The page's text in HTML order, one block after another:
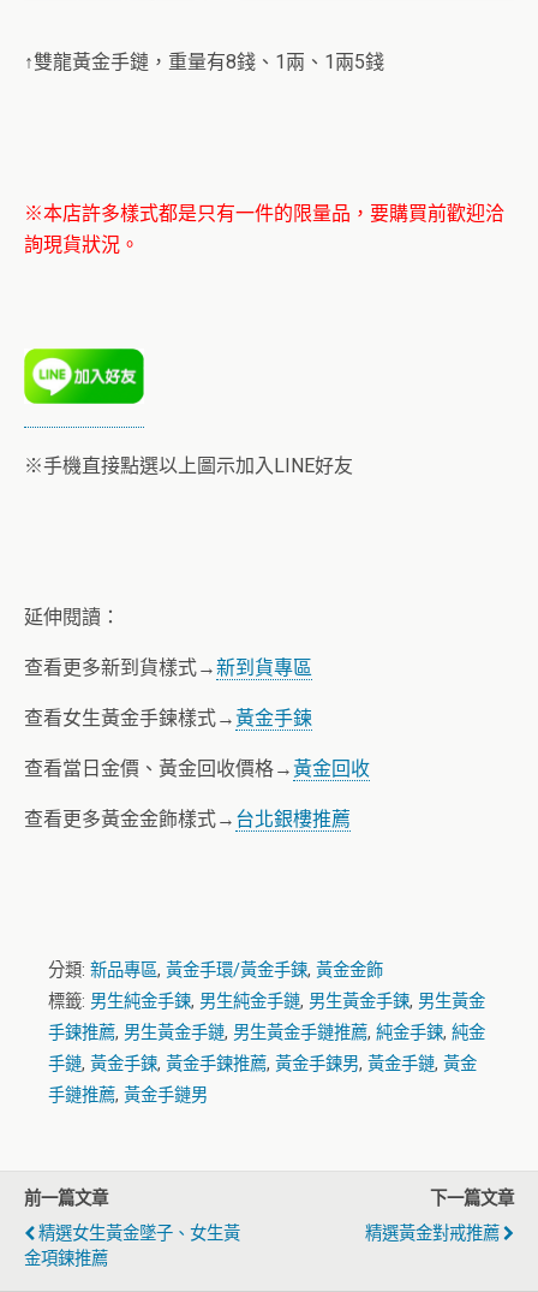
↑雙龍黃金手鏈，重量有8錢、1兩、1兩5錢
※本店許多樣式都是只有一件的限量品，要購買前歡迎洽
詢現貨狀況。
※手機直接點選以上圖示加入LINE好友
延伸閱讀：
查看更多新到貨樣式→新到貨專區
查看女生黃金手鍊樣式→黃金手鍊
查看當日金價、黃金回收價格→黃金回收
查看更多黃金金飾樣式→ 台北銀樓推薦
分類: 新品專區, 黃金手環/黃金手鍊, 黃金金飾
標籤: 男生純金手鍊, 男生純金手鏈, 男生黃金手鍊, 男生黃金
手鍊推薦, 男生黃金手鏈, 男生黃金手鏈推薦, 純金手鍊, 純金
手鏈, 黃金手鍊, 黃金手鍊推薦, 黃金手鍊男, 黃金手鏈, 黃金
手鏈推薦, 黃金手鏈男
前一篇文章
精選女生黃金墜子、女生黃
金項鍊推薦
下一篇文章
精選黃金對戒推薦